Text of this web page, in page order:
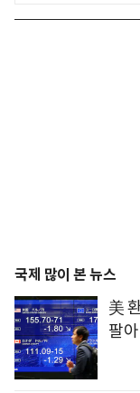
국제 많이 본 뉴스
美
팔